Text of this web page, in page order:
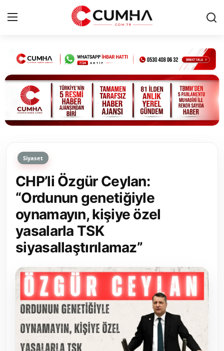
Kurumsal
Cumhurbaşkanlığı
Bakanlıklar
Siyasi Partiler
Yerel Yönetimler
Mülki İdare
Toplum ve Yaşam
Kamu Kurumları ve Üst Kurullar
Resmi Reklamlar
Siyaset
CHP’li Özgür Ceylan:
“Ordunun genetiğiyle
oynamayın, kişiye özel
yasalarla TSK
siyasallaştırılamaz”